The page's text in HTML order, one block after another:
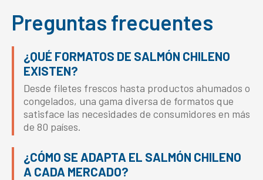
Preguntas frecuentes
¿QUÉ FORMATOS DE SALMÓN CHILENO
EXISTEN?
Desde filetes frescos hasta productos ahumados o
congelados, una gama diversa de formatos que
satisface las necesidades de consumidores en más
de 80 países.
¿CÓMO SE ADAPTA EL SALMÓN CHILENO
A CADA MERCADO?